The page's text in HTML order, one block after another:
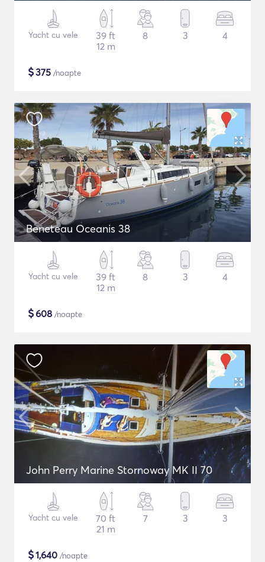
Yacht cu vele
39 ft
12 m
8 3 4
$375 /noapte
Beneteau Oceanis 38
Yacht cu vele
39 ft
12 m
8 3 4
$608 /noapte
John Perry Marine Stornoway MK II 70
Yacht cu vele
70 ft
21 m
7 3 3
$1,640 /noapte